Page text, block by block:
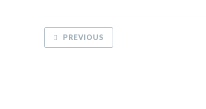
PREVIOUS